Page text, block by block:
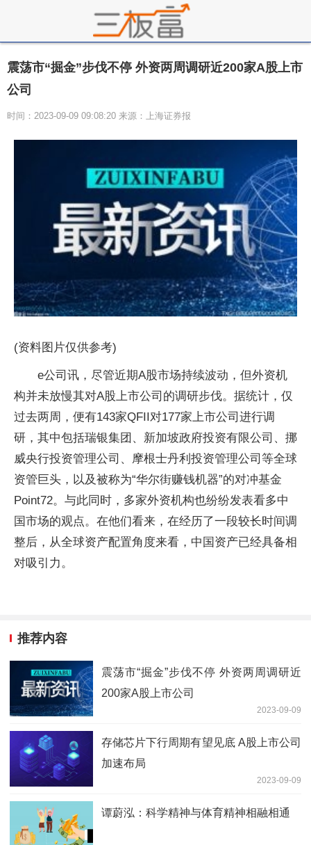
震荡市“掘金”步伐不停 外资两周调研近200家A股上市
公司
时间：2023-09-09 09:08:20 来源：上海证券报
(资料图片仅供参考)
e公司讯，尽管近期A股市场持续波动，但外资机
构并未放慢其对A股上市公司的调研步伐。据统计，仅
过去两周，便有143家QFII对177家上市公司进行调
研，其中包括瑞银集团、新加坡政府投资有限公司、挪
威央行投资管理公司、摩根士丹利投资管理公司等全球
资管巨头，以及被称为“华尔街赚钱机器”的对冲基金
Point72。与此同时，多家外资机构也纷纷发表看多中
国市场的观点。在他们看来，在经历了一段较长时间调
整后，从全球资产配置角度来看，中国资产已经具备相
对吸引力。
推荐内容
震荡市“掘金”步伐不停 外资两周调研近
200家A股上市公司
2023-09-09
存储芯片下行周期有望见底 A股上市公司
加速布局
2023-09-09
谭蔚泓：科学精神与体育精神相融相通